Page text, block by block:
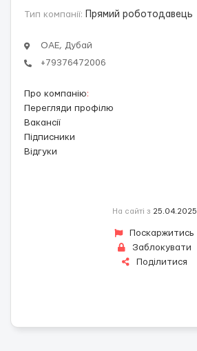
Тип компанії: Прямий роботодавець
ОАЕ, Дубай
+79376472006
Про компанію:
Перегляди профілю
Вакансії
Підписники
Відгуки
На сайті з 25.04.2025
Поскаржитись
Заблокувати
Поділитися